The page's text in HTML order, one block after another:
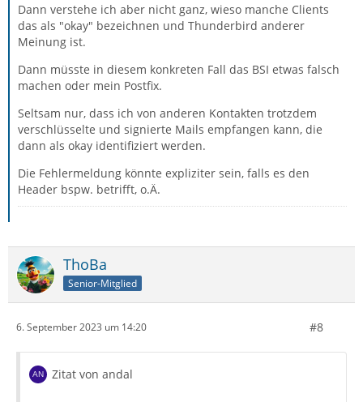
Dann verstehe ich aber nicht ganz, wieso manche Clients
das als "okay" bezeichnen und Thunderbird anderer
Meinung ist.
Dann müsste in diesem konkreten Fall das BSI etwas falsch
machen oder mein Postfix.
Seltsam nur, dass ich von anderen Kontakten trotzdem
verschlüsselte und signierte Mails empfangen kann, die
dann als okay identifiziert werden.
Die Fehlermeldung könnte expliziter sein, falls es den
Header bspw. betrifft, o.Ä.
ThoBa
Senior-Mitglied
6. September 2023 um 14:20 #8
Zitat von andal